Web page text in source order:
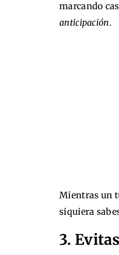
marcando
anticipación.
Mientras un
siquiera
3.